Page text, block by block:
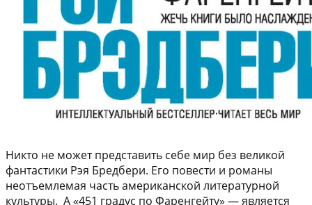
Никто не может представить себе мир без великой
фантастики Рэя Бредбери. Его повести и романы
неотъемлемая часть американской литературной
культуры. А «451 градус по Фаренгейту» — является